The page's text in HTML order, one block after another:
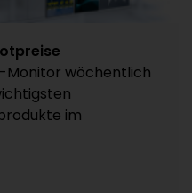
Monitor wöchentlich
im